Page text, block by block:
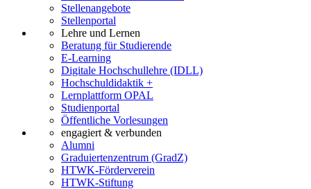
Stellenangebote
Stellenportal
Lehre und Lernen
Beratung für Studierende
E-Learning
Digitale Hochschullehre (IDLL)
Hochschuldidaktik +
Lernplattform OPAL
Studienportal
Öffentliche Vorlesungen
engagiert & verbunden
Alumni
Graduiertenzentrum (GradZ)
HTWK-Förderverein
HTWK-Stiftung